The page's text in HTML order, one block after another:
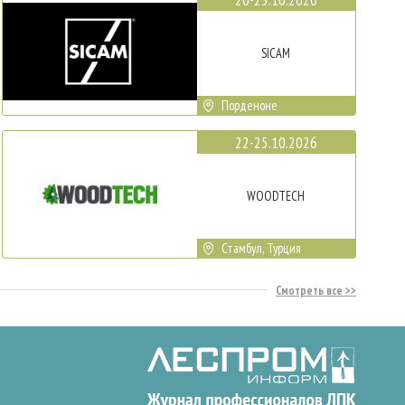
SICAM
Порденоне
22-25.10.2026
WOODTECH
Стамбул, Турция
Смотреть все